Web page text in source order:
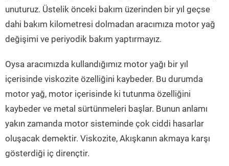
unuturuz. Üstelik önceki bakım üzerinden bir yıl geçse
dahi bakım kilometresi dolmadan aracımıza motor yağ
değişimi ve periyodik bakım yaptırmayız.
Oysa aracımızda kullandığımız motor yağı bir yıl
içerisinde viskozite özelliğini kaybeder. Bu durumda
motor yağ, motor içerisinde ki tutunma özelliğini
kaybeder ve metal sürtünmeleri başlar. Bunun anlamı
yakın zamanda motor sisteminde çok ciddi hasarlar
oluşacak demektir. Viskozite, Akışkanın akmaya karşı
gösterdiği iç dirençtir.